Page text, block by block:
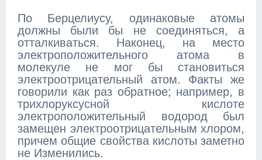
По Берцелиусу, одинаковые атомы
должны были бы не соединяться, а
отталкиваться. Наконец, на место
электроположительного атома в
молекуле не мог бы становиться
электроотрицательный атом. Факты же
говорили как раз обратное; например, в
трихлоруксусной кислоте
электроположительный водород был
замещен электроотрицательным хлором,
причем общие свойства кислоты заметно
не Изменились.